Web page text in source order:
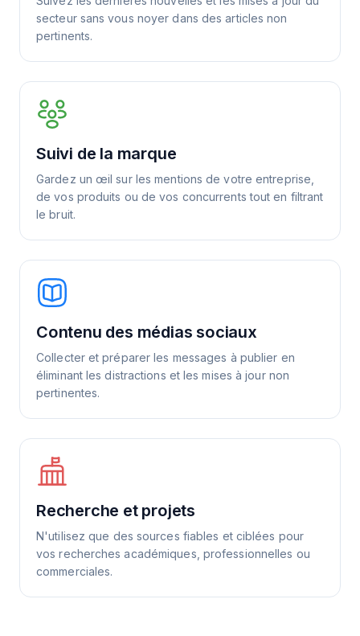
secteur sans vous noyer dans des articles non
pertinents.
Suivi de la marque
Gardez un œil sur les mentions de votre entreprise,
de vos produits ou de vos concurrents tout en filtrant
le bruit.
Contenu des médias sociaux
Collecter et préparer les messages à publier en
éliminant les distractions et les mises à jour non
pertinentes.
Recherche et projets
N'utilisez que des sources fiables et ciblées pour
vos recherches académiques, professionnelles ou
commerciales.